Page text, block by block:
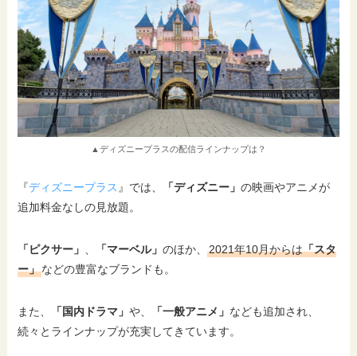
▲ディズニープラスの配信ラインナップは？
『ディズニープラス 』では、 「ディズニー」の映画やアニメが
追加料金なしの見放題。
「ピクサー」 、 「マーベル」のほか、2021年10月からは「スタ
ー」などの豊富なブランドも。
また、 「国内ドラマ」や、 「一般アニメ」 なども追加され、
続々とラインナップが充実してきています。